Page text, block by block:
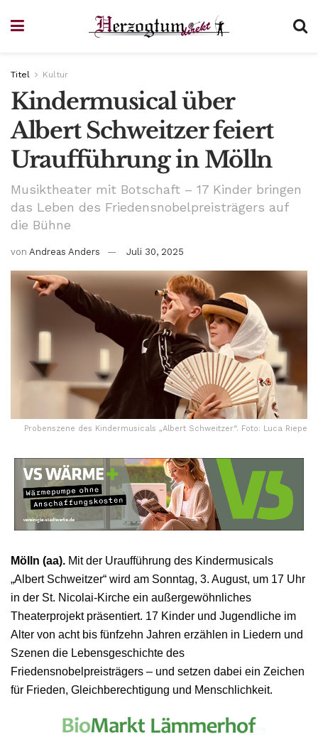
Titel Kultur
Kindermusical über
Albert Schweitzer feiert
Uraufführung in Mölln
Musiktheater mit Botschaft – 17 Kinder bringen
das Leben des Friedensnobelpreisträgers auf
die Bühne
von Andreas Anders Juli 30, 2025
Probenszene des Kindermusicals „Albert Schweitzer“. Foto: Luca Riepe
Mölln (aa). Mit der Uraufführung des Kindermusicals
„Albert Schweitzer“ wird am Sonntag, 3. August, um 17 Uhr
in der St. Nicolai-Kirche ein außergewöhnliches
Theaterprojekt präsentiert. 17 Kinder und Jugendliche im
Alter von acht bis fünfzehn Jahren erzählen in Liedern und
Szenen die Lebensgeschichte des
Friedensnobelpreisträgers – und setzen dabei ein Zeichen
für Frieden, Gleichberechtigung und Menschlichkeit.